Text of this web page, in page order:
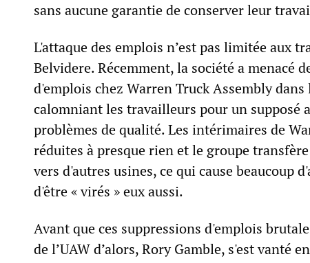
sans aucune garantie de conserver leur
L'attaque des emplois n’est pas limitée aux
Belvidere. Récemment, la société a menacé
d'emplois chez Warren Truck Assembly
calomniant les travailleurs pour un supposé
problèmes de qualité. Les intérimaires de
réduites à presque rien et le groupe
vers d'autres usines, ce qui cause beaucoup
d'être « virés » eux aussi.
Avant que ces suppressions d'emplois
de l’UAW d’alors, Rory Gamble, s'est vanté